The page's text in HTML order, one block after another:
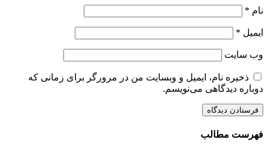
نام *
ایمیل *
وب‌ سایت
ذخیره نام، ایمیل و وبسایت من در مرورگر برای زمانی که
دوباره دیدگاهی می‌نویسم.
فهرست مطالب